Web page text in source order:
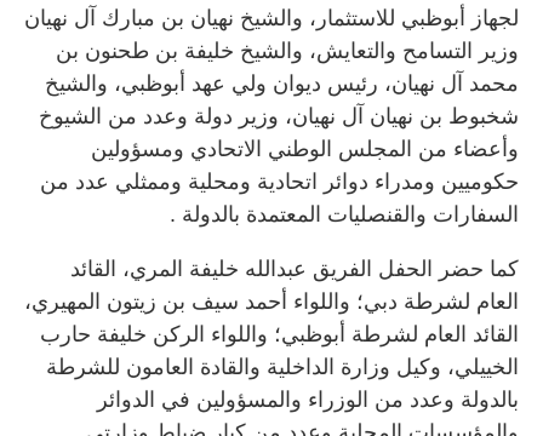
لجهاز أبوظبي للاستثمار، والشيخ نهيان بن مبارك آل نهيان
وزير التسامح والتعايش، والشيخ خليفة بن طحنون بن
محمد آل نهيان، رئيس ديوان ولي عهد أبوظبي، والشيخ
شخبوط بن نهيان آل نهيان، وزير دولة وعدد من الشيوخ
وأعضاء من المجلس الوطني الاتحادي ومسؤولين
حكوميين ومدراء دوائر اتحادية ومحلية وممثلي عدد من
السفارات والقنصليات المعتمدة بالدولة .
كما حضر الحفل الفريق عبدالله خليفة المري، القائد
العام لشرطة دبي؛ واللواء أحمد سيف بن زيتون المهيري،
القائد العام لشرطة أبوظبي؛ واللواء الركن خليفة حارب
الخييلي، وكيل وزارة الداخلية والقادة العامون للشرطة
بالدولة وعدد من الوزراء والمسؤولين في الدوائر